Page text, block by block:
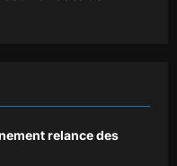
relance des